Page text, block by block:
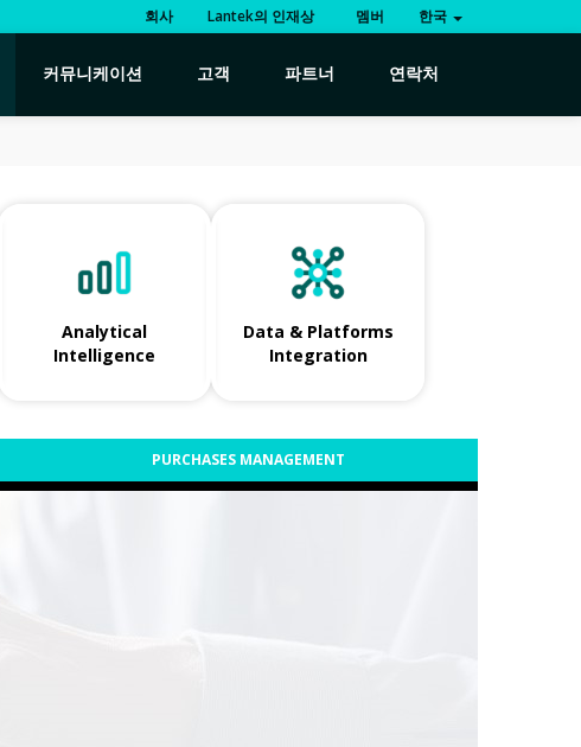
회사 Lantek의 인재상 멤버 한국
커뮤니케이션 고객 파트너 연락처
Analytical
Intelligence
Data & Platforms
Integration
PURCHASES MANAGEMENT